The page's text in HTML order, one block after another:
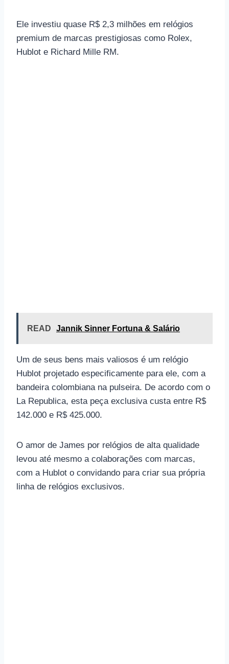
Ele investiu quase R$ 2,3 milhões em relógios
premium de marcas prestigiosas como Rolex,
Hublot e Richard Mille RM.
READ Jannik Sinner Fortuna & Salário
Um de seus bens mais valiosos é um relógio
Hublot projetado especificamente para ele, com a
bandeira colombiana na pulseira. De acordo com o
La Republica, esta peça exclusiva custa entre R$
142.000 e R$ 425.000.
O amor de James por relógios de alta qualidade
levou até mesmo a colaborações com marcas,
com a Hublot o convidando para criar sua própria
linha de relógios exclusivos.